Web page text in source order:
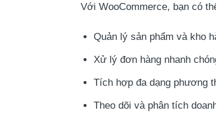
Với WooCommerce, bạn có
Quản lý sản phẩm và kho
Xử lý đơn hàng nhanh
Tích hợp đa dạng phương
Theo dõi và phân tích